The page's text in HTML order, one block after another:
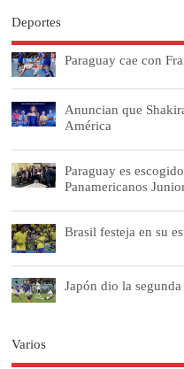
Deportes
Paraguay cae con
Anuncian que
América
Paraguay es
Panamericanos
Brasil festeja en su
Japón dio la
Varios